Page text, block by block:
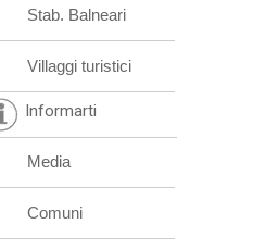
Stab. Balneari
Villaggi turistici
Informarti
Media
Comuni